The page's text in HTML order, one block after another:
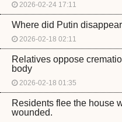
2026-02-24 17:11
Where did Putin
2026-02-18 02:11
Relatives oppose
body
2026-02-18 01:35
Residents flee the house
wounded.